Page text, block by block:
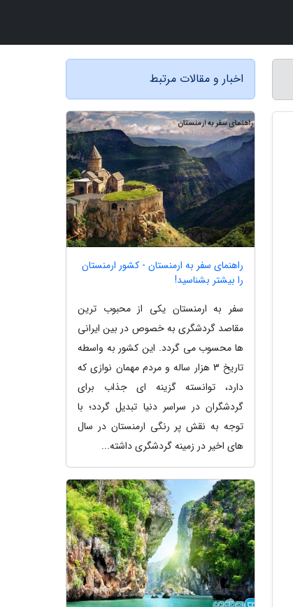
اخبار و مقالات مرتبط
راهنمای سفر به ارمنستان - کشور ارمنستان
را بیشتر بشناسید!
سفر به ارمنستان یکی از محبوب ترین
مقاصد گردشگری به خصوص در بین ایرانی
ها محسوب می گردد. این کشور به واسطه
تاریخ 3 هزار ساله و مردم مهمان نوازی که
دارد، توانسته گزینه ای جذاب برای
گردشگران در سراسر دنیا تبدیل گردد؛ با
توجه به نقش پر رنگی ارمنستان در سال
های اخیر در زمینه گردشگری داشته...